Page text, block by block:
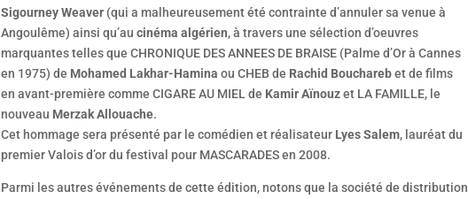
Sigourney Weaver (qui a malheureusement été contrainte d’annuler sa venue à
Angoulême) ainsi qu’au cinéma algérien, à travers une sélection d’oeuvres
marquantes telles que CHRONIQUE DES ANNEES DE BRAISE (Palme d’Or à Cannes
en 1975) de Mohamed Lakhar-Hamina ou CHEB de Rachid Boucharebet de films
en avant-première comme CIGARE AU MIEL de Kamir Aïnouzet LA FAMILLE, le
nouveau Merzak Allouache.
Cet hommage sera présenté par le comédien et réalisateur Lyes Salem, lauréat du
premier Valois d’or du festival pour MASCARADES en 2008.
Parmi les autres événements de cette édition, notons que la société de distribution